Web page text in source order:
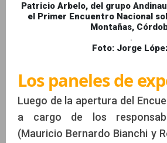
Patricio Arbelo, del grupo
el Primer Encuentro Nacional
Montañas,
.
Foto: Jorge
Los paneles de
Luego de la apertura del
a cargo de los
(Mauricio Bernardo Bianchi y